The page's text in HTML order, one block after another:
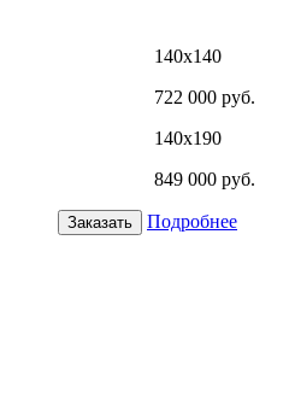
140х140
722 000 руб.
140х190
849 000 руб.
Заказать Подробнее